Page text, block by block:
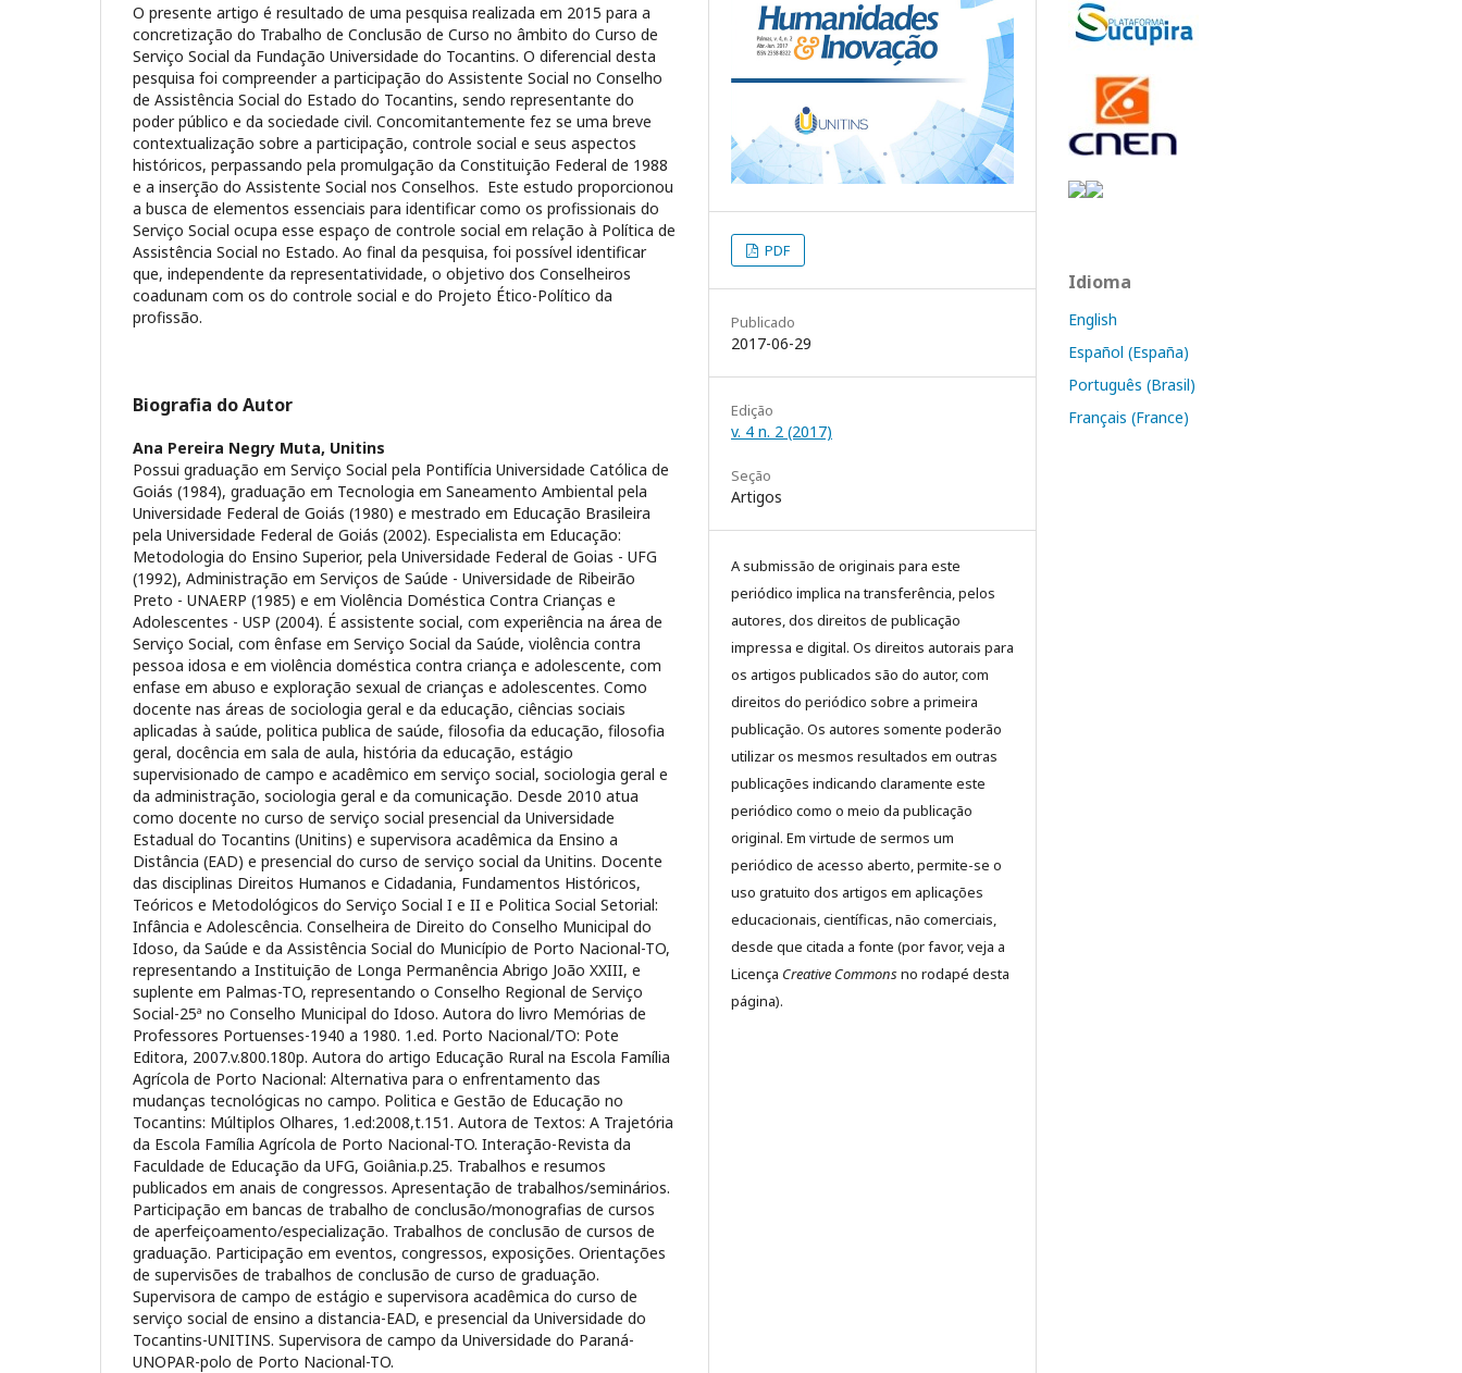
O presente artigo é resultado de uma pesquisa realizada em 2015 para a
concretização do Trabalho de Conclusão de Curso no âmbito do Curso de
Serviço Social da Fundação Universidade do Tocantins. O diferencial desta
pesquisa foi compreender a participação do Assistente Social no Conselho
de Assistência Social do Estado do Tocantins, sendo representante do
poder público e da sociedade civil. Concomitantemente fez se uma breve
contextualização sobre a participação, controle social e seus aspectos
históricos, perpassando pela promulgação da Constituição Federal de 1988
e a inserção do Assistente Social nos Conselhos. Este estudo proporcionou
a busca de elementos essenciais para identificar como os profissionais do
Serviço Social ocupa esse espaço de controle social em relação à Política de
Assistência Social no Estado. Ao final da pesquisa, foi possível identificar
que, independente da representatividade, o objetivo dos Conselheiros
coadunam com os do controle social e do Projeto Ético-Político da
profissão.
Biografia do Autor
Ana Pereira Negry Muta, Unitins
Possui graduação em Serviço Social pela Pontifícia Universidade Católica de
Goiás (1984), graduação em Tecnologia em Saneamento Ambiental pela
Universidade Federal de Goiás (1980) e mestrado em Educação Brasileira
pela Universidade Federal de Goiás (2002). Especialista em Educação:
Metodologia do Ensino Superior, pela Universidade Federal de Goias - UFG
(1992), Administração em Serviços de Saúde - Universidade de Ribeirão
Preto - UNAERP (1985) e em Violência Doméstica Contra Crianças e
Adolescentes - USP (2004). É assistente social, com experiência na área de
Serviço Social, com ênfase em Serviço Social da Saúde, violência contra
pessoa idosa e em violência doméstica contra criança e adolescente, com
enfase em abuso e exploração sexual de crianças e adolescentes. Como
docente nas áreas de sociologia geral e da educação, ciências sociais
aplicadas à saúde, politica publica de saúde, filosofia da educação, filosofia
geral, docência em sala de aula, história da educação, estágio
supervisionado de campo e acadêmico em serviço social, sociologia geral e
da administração, sociologia geral e da comunicação. Desde 2010 atua
como docente no curso de serviço social presencial da Universidade
Estadual do Tocantins (Unitins) e supervisora acadêmica da Ensino a
Distância (EAD) e presencial do curso de serviço social da Unitins. Docente
das disciplinas Direitos Humanos e Cidadania, Fundamentos Históricos,
Teóricos e Metodológicos do Serviço Social I e II e Politica Social Setorial:
Infância e Adolescência. Conselheira de Direito do Conselho Municipal do
Idoso, da Saúde e da Assistência Social do Município de Porto Nacional-TO,
representando a Instituição de Longa Permanência Abrigo João XXIII, e
suplente em Palmas-TO, representando o Conselho Regional de Serviço
Social-25ª no Conselho Municipal do Idoso. Autora do livro Memórias de
Professores Portuenses-1940 a 1980. 1.ed. Porto Nacional/TO: Pote
Editora, 2007.v.800.180p. Autora do artigo Educação Rural na Escola Família
Agrícola de Porto Nacional: Alternativa para o enfrentamento das
mudanças tecnológicas no campo. Politica e Gestão de Educação no
Tocantins: Múltiplos Olhares, 1.ed:2008,t.151. Autora de Textos: A Trajetória
da Escola Família Agrícola de Porto Nacional-TO. Interação-Revista da
Faculdade de Educação da UFG, Goiânia.p.25. Trabalhos e resumos
publicados em anais de congressos. Apresentação de trabalhos/seminários.
Participação em bancas de trabalho de conclusão/monografias de cursos
de aperfeiçoamento/especialização. Trabalhos de conclusão de cursos de
graduação. Participação em eventos, congressos, exposições. Orientações
de supervisões de trabalhos de conclusão de curso de graduação.
Supervisora de campo de estágio e supervisora acadêmica do curso de
serviço social de ensino a distancia-EAD, e presencial da Universidade do
Tocantins-UNITINS. Supervisora de campo da Universidade do Paraná-
UNOPAR-polo de Porto Nacional-TO.
PDF
Publicado
2017-06-29
Edição
v. 4 n. 2 (2017)
Seção
Artigos
A submissão de originais para este
periódico implica na transferência, pelos
autores, dos direitos de publicação
impressa e digital. Os direitos autorais para
os artigos publicados são do autor, com
direitos do periódico sobre a primeira
publicação. Os autores somente poderão
utilizar os mesmos resultados em outras
publicações indicando claramente este
periódico como o meio da publicação
original. Em virtude de sermos um
periódico de acesso aberto, permite-se o
uso gratuito dos artigos em aplicações
educacionais, científicas, não comerciais,
desde que citada a fonte (por favor, veja a
Licença Creative Commonsno rodapé desta
página).
Idioma
English
Español (España)
Português (Brasil)
Français (France)